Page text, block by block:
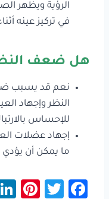
الرؤية ويظهر
في تركيز عينه
هل ضعف
نعم قد يسبب
النظر وإجهاد
للإحساس
إجهاد عضلات
ما يمكن أن يؤدي
Fa
T
Pi